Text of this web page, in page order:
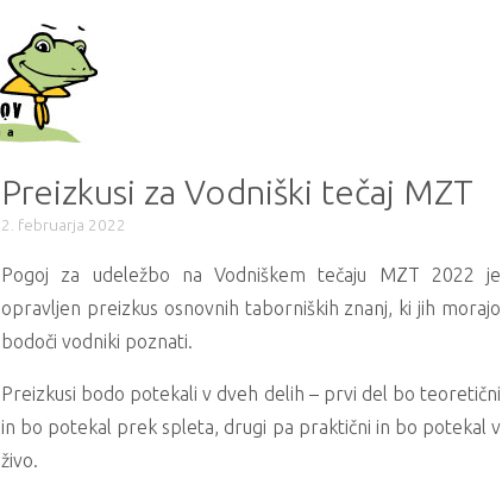
Preizkusi za Vodniški tečaj MZT
2. februarja 2022
Pogoj za udeležbo na Vodniškem tečaju MZT 2022 je
opravljen preizkus osnovnih taborniških znanj, ki jih morajo
bodoči vodniki poznati.
Preizkusi bodo potekali v dveh delih – prvi del bo teoretični
in bo potekal prek spleta, drugi pa praktični in bo potekal v
živo.